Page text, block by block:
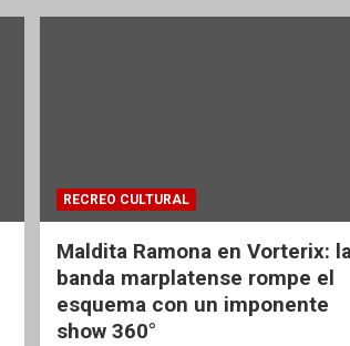
RECREO CULTURAL
Maldita Ramona en Vorterix:
banda marplatense rompe el
esquema con un imponente
show 360°